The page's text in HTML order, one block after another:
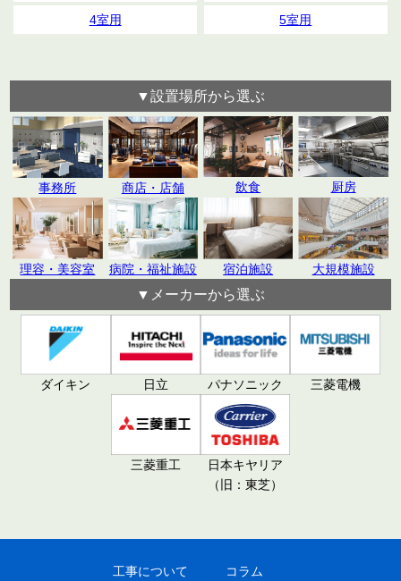
4室用 5室用
▼設置場所から選ぶ
事務所 商店・店舗 飲食 厨房
理容・美容室 病院・福祉施設 宿泊施設 大規模施設
▼メーカーから選ぶ
ダイキン 日立 パナソニック 三菱電機
三菱重工
日本キヤリア
（旧：東芝）
工事について
コラム